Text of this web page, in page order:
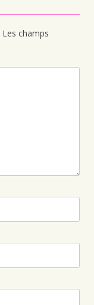
Les champs